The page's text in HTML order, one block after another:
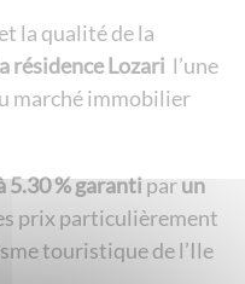
la qualité de la
résidence Lozari l’une
marché immobilier
% garantiparun
prix particulièrement
touristique de l’Ile